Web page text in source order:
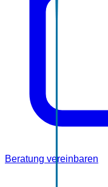
Beratung vereinbaren